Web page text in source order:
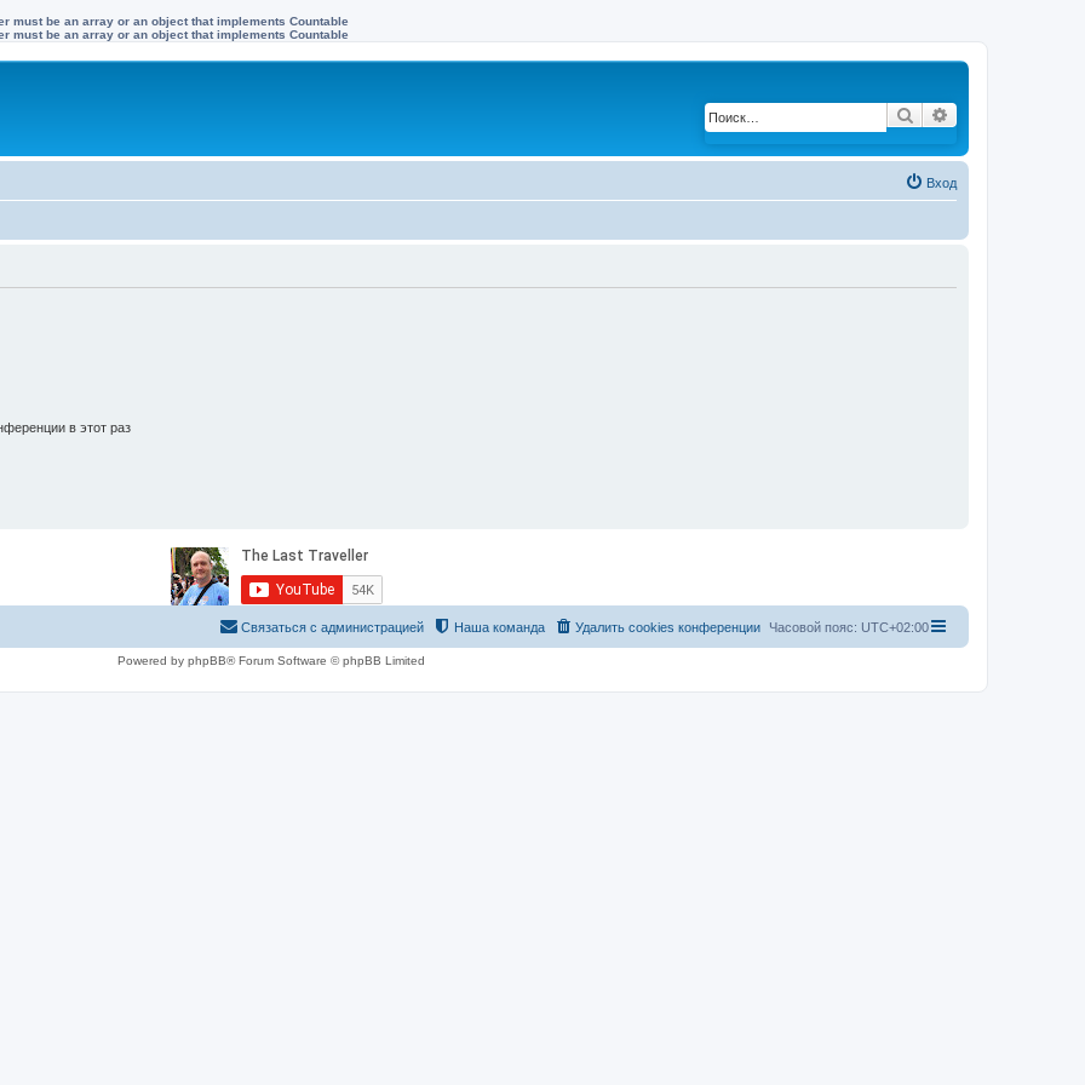
must be an array or an object that implements Countable
must be an array or an object that implements Countable
Поиск
Вход
в этот раз
Часовой пояс: UTC+02:00
Удалить cookies конференции
Наша команда
Связаться с администрацией
Powered by phpBB® Forum Software © phpBB Limited